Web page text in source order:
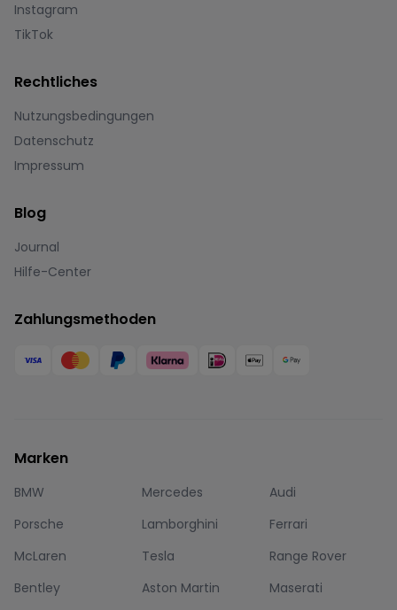
Instagram
TikTok
Rechtliches
Nutzungsbedingungen
Datenschutz
Impressum
Blog
Journal
Hilfe-Center
Zahlungsmethoden
Marken
BMW Mercedes
Audi
Porsche
Lamborghini
Ferrari
McLaren
Tesla
Range Rover
Bentley
Aston Martin
Maserati